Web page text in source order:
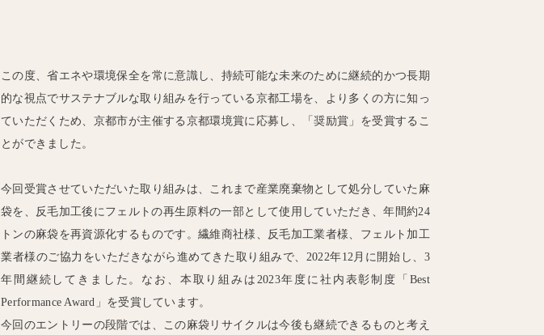
この度、省エネや環境保全を常に意識し、持続可能な未来のために継続的かつ長期
的な視点でサステナブルな取り組みを行っている京都工場を、より多くの方に知っ
ていただくため、京都市が主催する京都環境賞に応募し、「奨励賞」を受賞するこ
とができました。
今回受賞させていただいた取り組みは、これまで産業廃棄物として処分していた麻
袋を、反毛加工後にフェルトの再生原料の一部として使用していただき、年間約24
トンの麻袋を再資源化するものです。繊維商社様、反毛加工業者様、フェルト加工
業者様のご協力をいただきながら進めてきた取り組みで、2022年12月に開始し、3
年間継続してきました。なお、本取り組みは2023年度に社内表彰制度「Best
Performance Award」を受賞しています。
今回のエントリーの段階では、この麻袋リサイクルは今後も継続できるものと考え